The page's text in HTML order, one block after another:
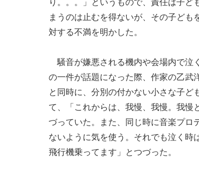
り。。。」というもので、責任は子
まうのは止むを得ないが、その子ど
対する不満を明かした。
騒音が嫌悪される機内や会場内で泣
の一件が話題になった際、作家の乙武
と同時に、分別の付かない小さな子
て、「これからは、我慢、我慢。我慢
づっていた。また、同じ時に音楽プ
ないように気を使う。それでも泣く時
飛行機乗ってます」とつづった。